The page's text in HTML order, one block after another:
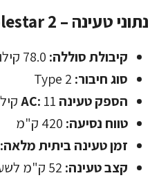
נתוני טעינה – Polestar 2
קיבולת סוללה:
סוג חיבור:
הספק טעינה AC: 11 קילוואט AC
טווח נסיעה:
זמן טעינה ביתית מלאה:
קצב טעינה: